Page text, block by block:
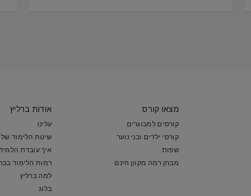
מצאו קורס
קורסים למבוגרים
קורסי ילדים ובני נוער
שפות
מבחן רמה מקוון חינם
אודות ברליץ
עלינו
שיטת הלימוד של
איך עובדת
רמות הלימוד
למה ברליץ
בלוג